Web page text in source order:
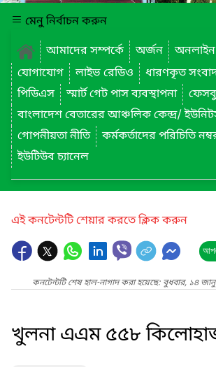
মেনু নির্বাচন করুন
আমাদের সম্পর্কে
অর্জন
যোগাযোগ
লাইভ রেডিও ধারণকৃত
পিডিএস
স্মার্ট গেট পাস ব্যবস্থাপনা
গোপনীয়তা নীতি
কর্মকর্তাদের পরিচিতি
ইউটিউব চ্যানেল
এই কনটেন্টটি শেয়ার করতে ক্লিক করুন
কনটেন্টটি শেষ হাল-নাগাদ করা হয়েছে: বুধবার, ১৪
খুলনা এএম ৫৫৮